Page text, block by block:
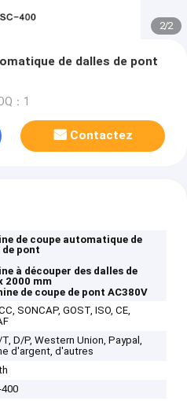
2/2
de dalles de pont
：1
Contactez
de coupe automatique de
de pont
à découper des dalles de
2000 mm
de coupe de pont AC380V
SONCAP, GOST, ISO, CE,
D/P, Western Union, Paypal,
d'argent, d'autres